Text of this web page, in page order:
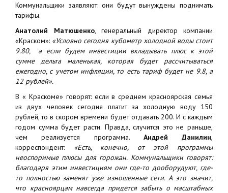
Коммунальщики заявляют: они будут вынуждены поднимать
тарифы.
Анатолий Матюшенко, генеральный директор компании
«Краском»: «Условно сегодня кубометр холодной воды стоит
9.80, а если будем инвестиции вкладывать плюс к этой
сумме дельта маленькая, которая будет рассчитываться
ежегодно, с учетом инфляции, то есть тариф будет не 9.8, а
12 рублей».
В « Краскоме» говорят: если в среднем красноярская семья
из двух человек сегодня платит за холодную воду 150
рублей, то в скором времени будет отдавать 200. И с каждым
годом сумма будет расти. Правда, случится это не раньше,
чем реализуется программа. Андрей Данилин,
корреспондент: «Есть, конечно, от этой программы
неоспоримые плюсы для горожан. Коммунальщики говорят:
благодаря этим инвестициям они где-то дооборудуют, где-
то полностью заменят уже изношенные сети. А это значит,
что красноярцам навсегда придется забыть о масштабных